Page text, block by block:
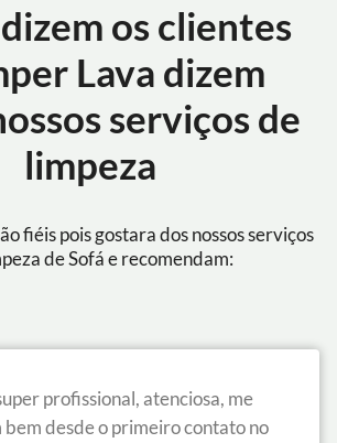
os clientes
Lava dizem
serviços de
limpeza
fiéis pois gostara dos nossos serviços
de Sofá e recomendam:
profissional, atenciosa, me
desde o primeiro contato no